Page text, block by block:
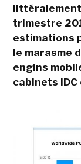
trimestre
estimations
le marasme
engins
cabinets